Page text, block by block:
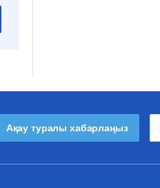
Ақау туралы хабарлаңыз